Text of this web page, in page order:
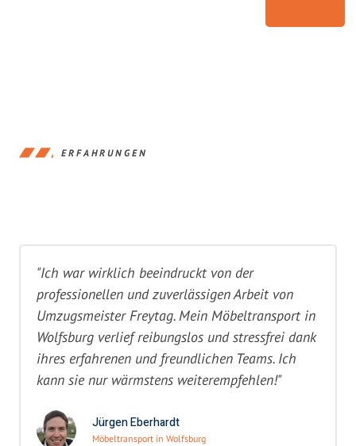
ERFAHRUNGEN
"Ich war wirklich beeindruckt von der
professionellen und zuverlässigen Arbeit von
Umzugsmeister Freytag. Mein Möbeltransport in
Wolfsburg verlief reibungslos und stressfrei dank
ihres erfahrenen und freundlichen Teams. Ich
kann sie nur wärmstens weiterempfehlen!"
Jürgen Eberhardt
Möbeltransport in Wolfsburg